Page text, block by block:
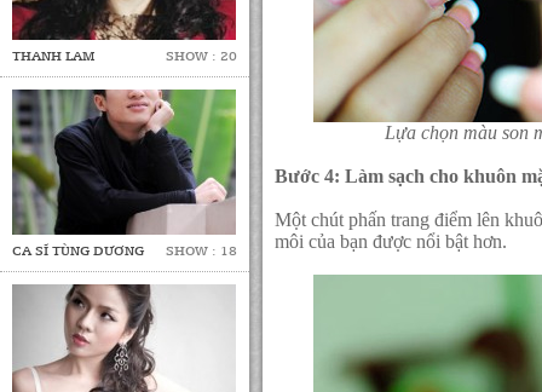
THANH LAM SHOW : 20
CA SĨ TÙNG DƯƠNG SHOW : 18
Lựa chọn màu son
Bước 4: Làm sạch cho khuôn
Một chút phấn trang điểm lên
môi của bạn được nổi bật hơn.